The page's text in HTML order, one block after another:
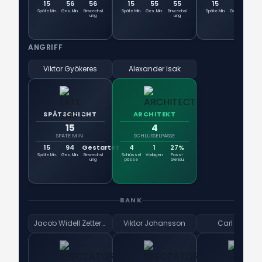
15
Späte Min.
56
Ges. Min.
56
Einwechsl
ung
15
Späte Min.
55
Ges. Min.
55
Einwechsl
ung
15
Späte Min. Ges. Min.
ANGRIFF
Viktor Gyökeres
SPÄTSCHICHT
15
SPÄTE MIN.
15
Späte Min.
94
Ges. Min.
Gestartet
Einwechsl
ung
Alexander Isak
ARCHITEKT
4
SCHLÜSSELPÄSSE
4
Schlüssel
pässe
1
Vorlagen
27%
Pass-
Genau.
BANK
Jacob Widell Zetterström Viktor Johansson Carl Starfelt